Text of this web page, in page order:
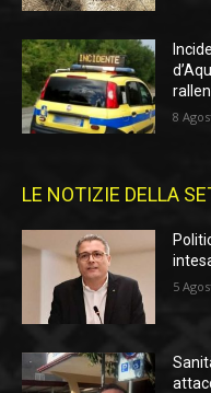
8
LE NOTIZIE DELLA
5